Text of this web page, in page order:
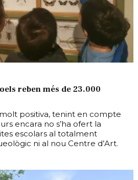
reben més de 23.000
molt positiva, tenint en compte
encara no s’ha ofert la
escolars al totalment
ni al nou Centre d’Art.